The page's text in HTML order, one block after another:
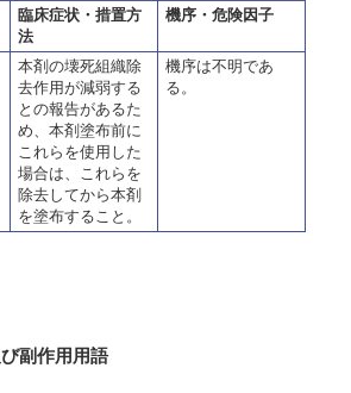
臨床症状・措置方
法
機序・危険因子
本剤の壊死組織除
去作用が減弱する
との報告があるた
め、本剤塗布前に
これらを使用した
場合は、これらを
除去してから本剤
を塗布すること。
機序は不明であ
る。
副作用用語